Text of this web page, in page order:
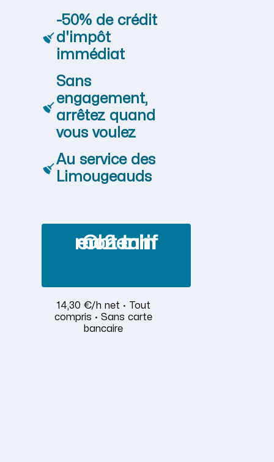
-50% de crédit
d'impôt
immédiat
Sans
engagement,
arrêtez quand
vous voulez
Au service des
Limougeauds
Obtenir mon tarif en 2 min
14,30 €/h net · Tout
compris · Sans carte
bancaire